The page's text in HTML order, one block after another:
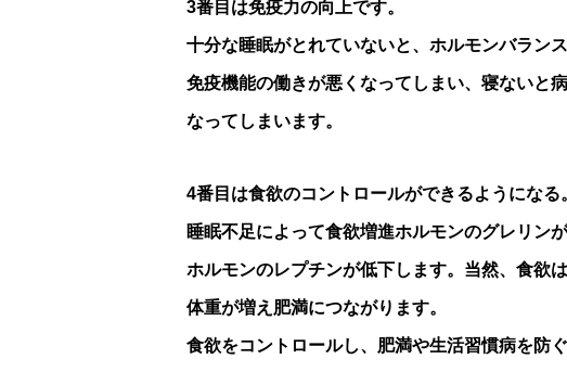
3番目は免疫力の向上です。
十分な睡眠がとれていないと、ホルモンバラン
免疫機能の働きが悪くなってしまい、寝ないと
なってしまいます。
4番目は食欲のコントロールができるようになる
睡眠不足によって食欲増進ホルモンのグレリン
ホルモンのレプチンが低下します。当然、食欲
体重が増え肥満につながります。
食欲をコントロールし、肥満や生活習慣病を防